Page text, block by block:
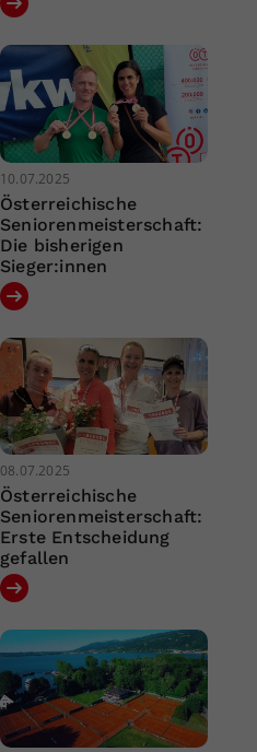
10.07.2025
Österreichische
Seniorenmeisterschaft:
Die bisherigen
Sieger:innen
08.07.2025
Österreichische
Seniorenmeisterschaft:
Erste Entscheidung
gefallen